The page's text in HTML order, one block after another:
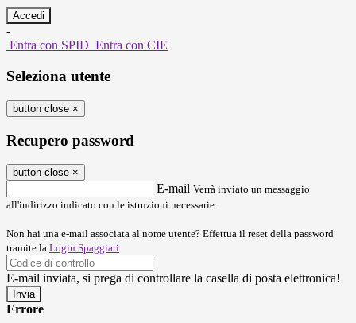
-
Entra con SPID Entra con CIE
Seleziona utente
button close ×
Recupero password
button close ×
E-mail Verrà inviato un messaggio
all'indirizzo indicato con le istruzioni necessarie.
Non hai una e-mail associata al nome utente? Effettua il reset della password
tramite la Login Spaggiari
E-mail inviata, si prega di controllare la casella di posta elettronica!
Errore